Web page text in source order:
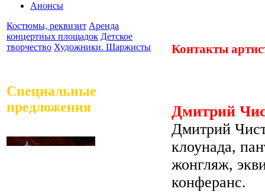
Анонсы
Костюмы, реквизит Аренда
концертных площадок Детское
творчество Художники. Шаржисты
Специальные
предложения
Контакты
Дмитрий
Дмитрий
клоунада,
жонгляж,
конферанс.